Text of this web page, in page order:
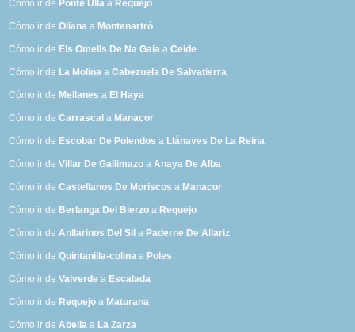
Cómo ir de Ponte Ulla a Requejo
Cómo ir deOliana a Montenartró
Cómo ir de Els Omells De Na Gaia aCeide
Cómo ir de La Molina aCabezuela De Salvatierra
Cómo ir de Mellanes a El Haya
Cómo ir deCarrascal a Manacor
Cómo ir de Escobar De Polendos a Llánaves De La Reina
Cómo ir deVillar De Gallimazo aAnaya De Alba
Cómo ir deCastellanos De Moriscos a Manacor
Cómo ir de Berlanga Del Bierzo a Requejo
Cómo ir deAnllarinos Del Sil a Paderne De Allariz
Cómo ir deQuintanilla-colina a Poles
Cómo ir deValverde a Escalada
Cómo ir de Requejo a Maturana
Cómo ir deAbella a La Zarza